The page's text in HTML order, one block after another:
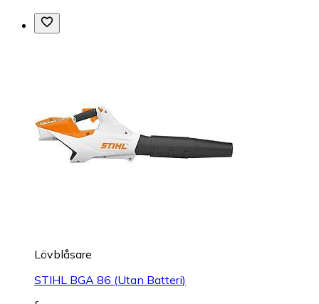
Lövblåsare
STIHL BGA 86 (Utan Batteri)